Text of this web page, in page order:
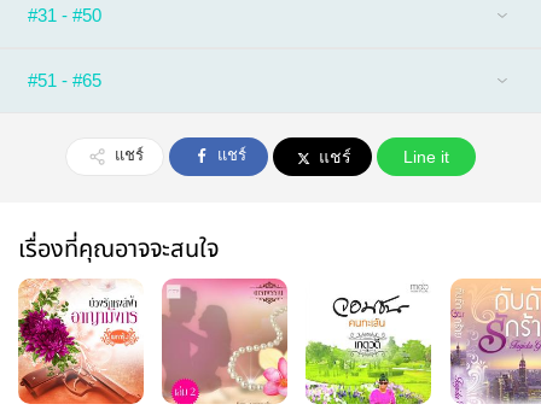
#31 - #50
#51 - #65
แชร์ แชร์ แชร์ Line it
เรื่องที่คุณอาจจะสนใจ